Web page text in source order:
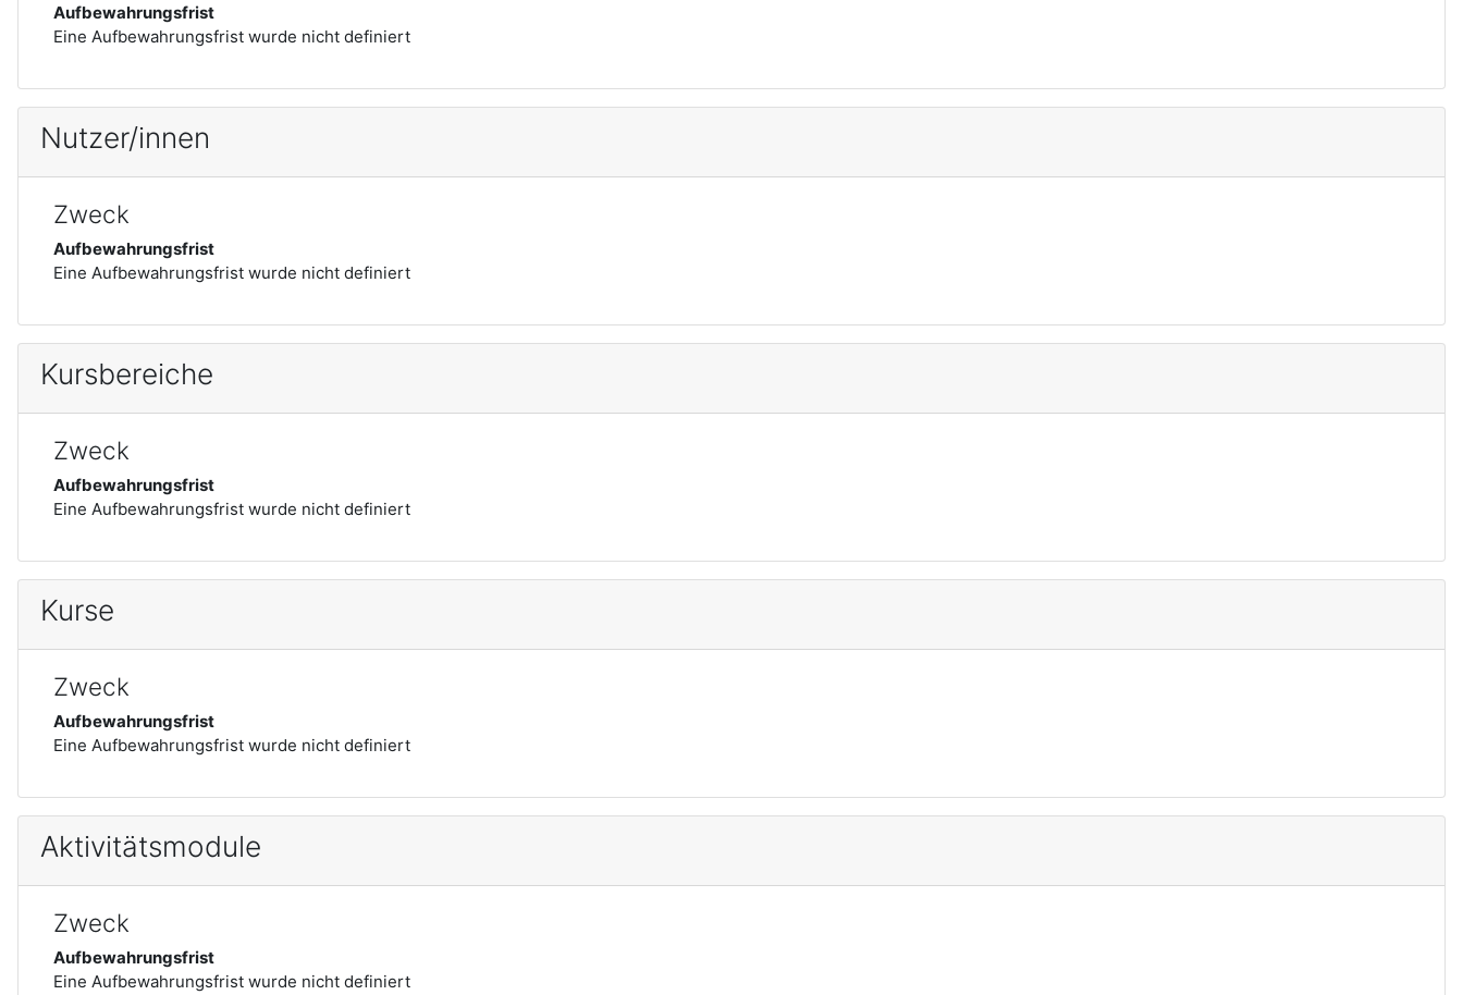
Aufbewahrungsfrist
Eine Aufbewahrungsfrist wurde nicht definiert
Nutzer/innen
Zweck
Aufbewahrungsfrist
Eine Aufbewahrungsfrist wurde nicht definiert
Kursbereiche
Zweck
Aufbewahrungsfrist
Eine Aufbewahrungsfrist wurde nicht definiert
Kurse
Zweck
Aufbewahrungsfrist
Eine Aufbewahrungsfrist wurde nicht definiert
Aktivitätsmodule
Zweck
Aufbewahrungsfrist
Eine Aufbewahrungsfrist wurde nicht definiert